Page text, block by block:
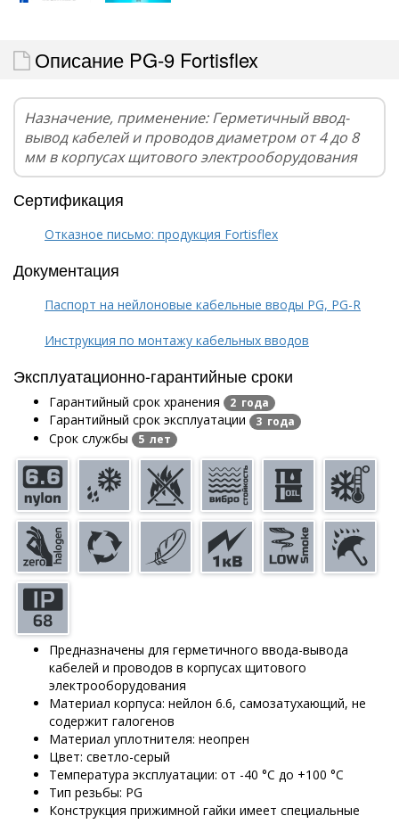
Описание PG-9 Fortisflex
Назначение, применение: Герметичный ввод-
вывод кабелей и проводов диаметром от 4 до 8
мм в корпусах щитового электрооборудования
Сертификация
Отказное письмо: продукция Fortisflex
Документация
Паспорт на нейлоновые кабельные вводы PG, PG-R
Инструкция по монтажу кабельных вводов
Эксплуатационно-гарантийные сроки
Гарантийный срок хранения 2 года
Гарантийный срок эксплуатации 3 года
Срок службы 5 лет
Предназначены для герметичного ввода-вывода
кабелей и проводов в корпусах щитового
электрооборудования
Материал корпуса: нейлон 6.6, самозатухающий, не
содержит галогенов
Материал уплотнителя: неопрен
Цвет: светло-серый
Температура эксплуатации: от -40 °С до +100 °С
Тип резьбы: PG
Конструкция прижимной гайки имеет специальные